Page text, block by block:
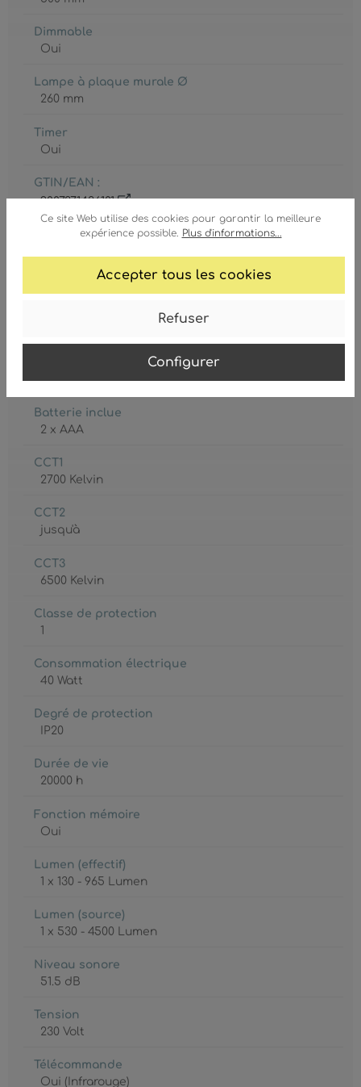
Ce site Web utilise des cookies pour garantir la meilleure
expérience possible. Plus d'informations...
Accepter tous les cookies
Refuser
Configurer
Dimmable
Oui
Lampe à plaque murale Ø
260 mm
Timer
Oui
GTIN/EAN :
9007371436101
Oui
Batterie inclue
2 x AAA
CCT1
2700 Kelvin
CCT2
jusqu'à
CCT3
6500 Kelvin
Classe de protection
1
Consommation électrique
40 Watt
Degré de protection
IP20
Durée de vie
20000 h
Fonction mémoire
Oui
Lumen (effectif)
1 x 130 - 965 Lumen
Lumen (source)
1 x 530 - 4500 Lumen
Niveau sonore
51.5 dB
Tension
230 Volt
Télécommande
Oui (Infrarouge)